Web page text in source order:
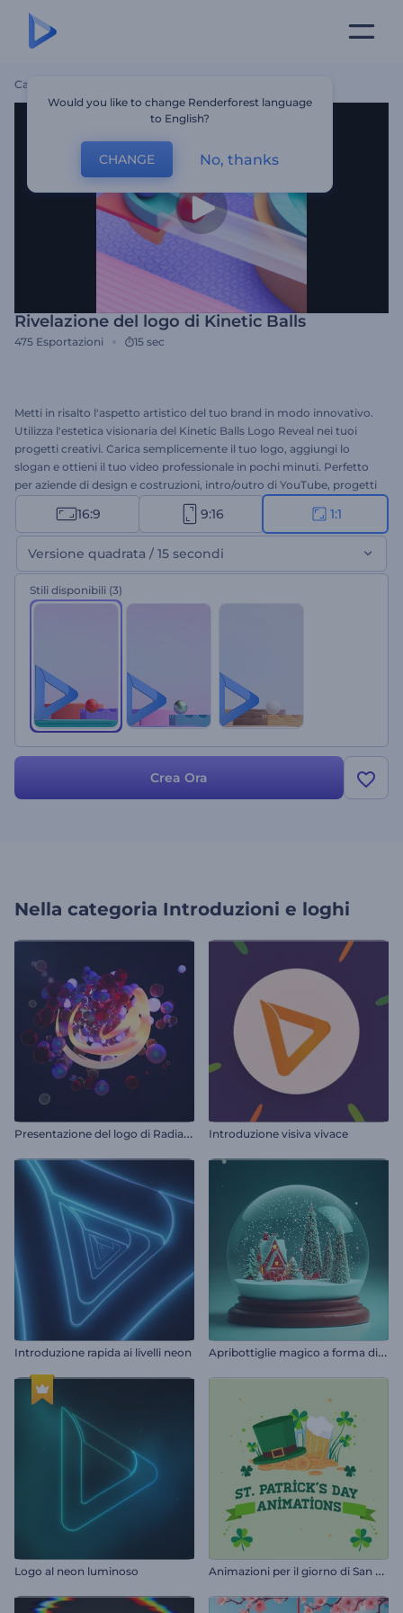
Casa
Rivelazione del logo di Kinetic Balls
475 Esportazioni 15 sec
Metti in risalto l'aspetto artistico del tuo brand in modo innovativo.
Utilizza l'estetica visionaria del Kinetic Balls Logo Reveal nei tuoi
progetti creativi. Carica semplicemente il tuo logo, aggiungi lo
slogan e ottieni il tuo video professionale in pochi minuti. Perfetto
per aziende di design e costruzioni, intro/outro di YouTube, progetti
di branding, presentazioni aziendali e molto altro ancora. Prova
subito questo template!
16:9 9:16 1:1
Versione quadrata / 15 secondi
Stili disponibili (3)
Crea Ora
Nella categoria Introduzioni e loghi
P
resentazione del logo di Radiant Forms Introduzione visiva vivace
Introduzione rapida ai livelli neon A
pribottiglie magico a forma di palla di neve
Logo al neon luminoso A
nimazioni per il giorno di San Patrizio
Would you like to change Renderforest language
to English?
CHANGE No, thanks